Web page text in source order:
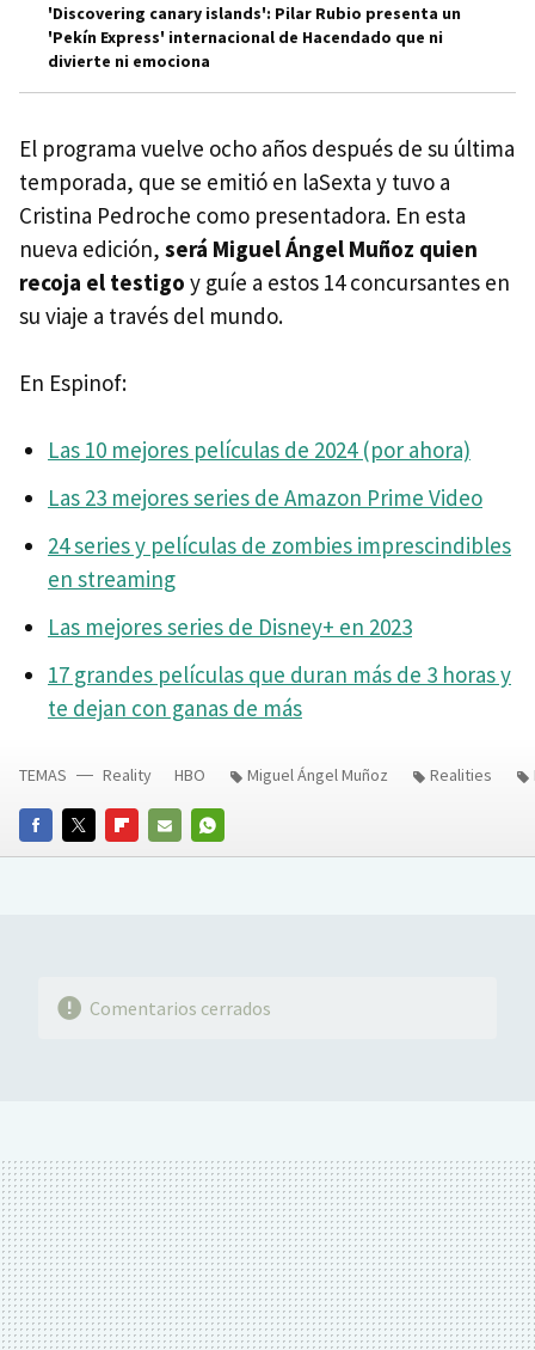
'Discovering canary islands': Pilar Rubio presenta un
'Pekín Express' internacional de Hacendado que ni
divierte ni emociona
El programa vuelve ocho años después de su última
temporada, que se emitió en laSexta y tuvo a
Cristina Pedroche como presentadora. En esta
nueva edición, será Miguel Ángel Muñoz quien
recoja el testigo y guíe a estos 14 concursantes en
su viaje a través del mundo.
En Espinof:
Las 10 mejores películas de 2024 (por ahora)
Las 23 mejores series de Amazon Prime Video
24 series y películas de zombies imprescindibles
en streaming
Las mejores series de Disney+ en 2023
17 grandes películas que duran más de 3 horas y
te dejan con ganas de más
FACEBOOKTWITTERFLIPBOARD
E-
WHATSAPP
TEMAS Reality HBO Miguel Ángel Muñoz Realities
Comentarios cerrados